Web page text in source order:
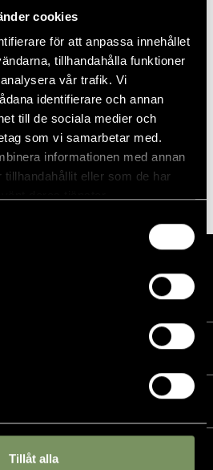
cookies
för att anpassa innehållet
tillhandahålla funktioner
vår trafik. Vi
identifierare och annan
till de sociala medier och
som vi samarbetar med.
informationen med annan
eller som de har
Tillåt alla
Idag
på kalender